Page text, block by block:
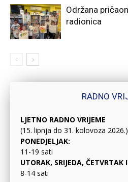
Održana
radionica
RADNO
LJETNO RADNO VRIJEME
(15. lipnja do 31. kolovoza 2026.)
PONEDJELJAK:
11-19 sati
UTORAK, SRIJEDA, ČETVRTAK
8-14 sati